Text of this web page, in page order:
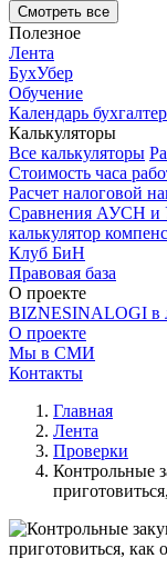
Смотреть все
Полезное
Лента
БухУбер
Обучение
Календарь
Калькуляторы
Все калькуляторы
Стоимость часа
Расчет налоговой
Сравнения АУСН
калькулятор
Клуб БиН
Правовая база
О проекте
BIZNESINALOGI в
О проекте
Мы в СМИ
Контакты
Главная
Лента
Проверки
Контрольные